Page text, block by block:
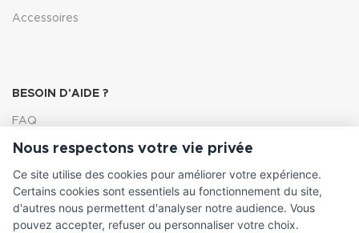
Accessoires
BESOIN D'AIDE ?
FAQ
Lexique
Comment choisir ma pompe
Nous respectons votre vie privée
Ce site utilise des cookies pour améliorer votre expérience.
Certains cookies sont essentiels au fonctionnement du site,
d'autres nous permettent d'analyser notre audience. Vous
pouvez accepter, refuser ou personnaliser votre choix.